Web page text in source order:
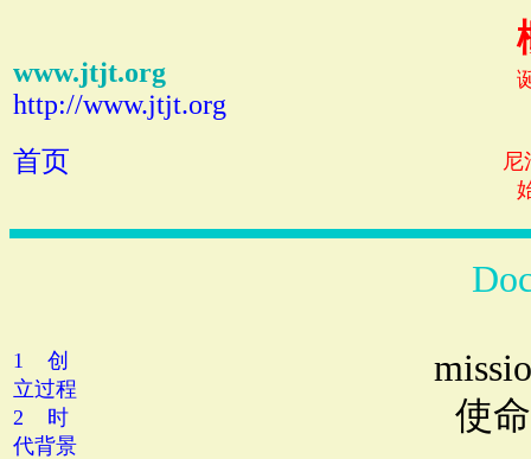
www.jtjt.org
http://www.jtjt.org
首页
尼
1 创
立过程
2 时
代背景
使命